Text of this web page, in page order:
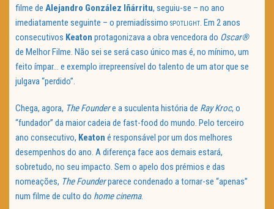
filme de Alejandro González Iñárritu, seguiu-se – no ano
imediatamente seguinte – o premiadíssimo SPOTLIGHT. Em 2 anos
consecutivos Keaton protagonizava a obra vencedora do Oscar®
de Melhor Filme. Não sei se será caso único mas é, no mínimo, um
feito ímpar… e exemplo irrepreensível do talento de um ator que se
julgava “perdido”.
Chega, agora, The Foundere a suculenta história de Ray Kroc, o
“fundador” da maior cadeia de fast-food do mundo. Pelo terceiro
ano consecutivo, Keaton é responsável por um dos melhores
desempenhos do ano. A diferença face aos demais estará,
sobretudo, no seu impacto. Sem o apelo dos prémios e das
nomeações, The Founderparece condenado a tornar-se “apenas”
num filme de culto do home cinema.